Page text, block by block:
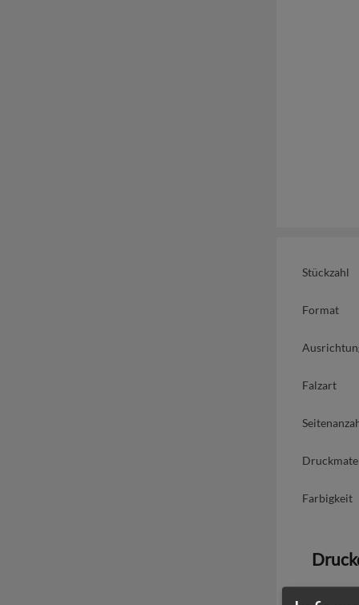
Stückzahl
Format
Falzart
Farbigkeit